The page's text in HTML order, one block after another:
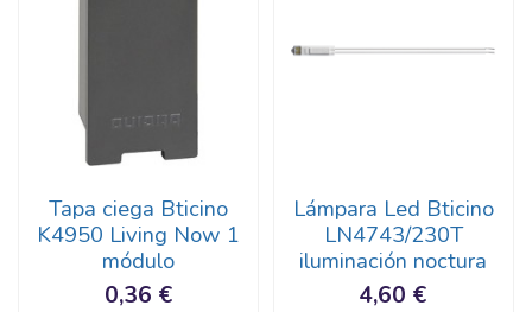
Tapa ciega Bticino
K4950 Living Now 1
módulo
0,36 €
Lámpara Led Bticino
LN4743/230T
iluminación noctura
4,60 €